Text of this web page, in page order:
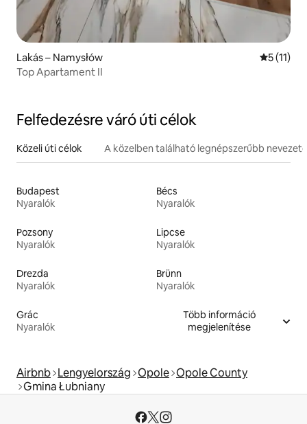
Lakás – Namysłów Átlagos
5 (11)
Top Apartament II
Felfedezésre váró úti célok
Közeli úti célok A közelben található legnépszerűbb
Budapest
Nyaralók
Bécs
Nyaralók
Pozsony
Nyaralók
Lipcse
Nyaralók
Drezda
Nyaralók
Brünn
Nyaralók
Grác
Nyaralók
Több információ
megjelenítése
Airbnb Lengyelország Opole Opole County
Gmina Łubniany